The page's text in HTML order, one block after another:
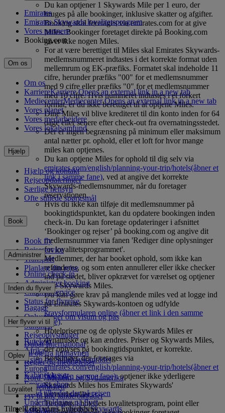
Du kan optjener 1 Skywards Mile per 1 euro, der
bruges på alle bookinger, inklusive skatter og afgifter.
Booking skal foretages via emirates.com for at give
Miles. Bookinger foretaget direkte på Booking.com
giver ikke nogen Miles.
For at være berettiget til Miles skal Emirates Skywards-
medlemsnummeret indtastes i det korrekte format uden
mellemrum og EK-præfiks. Formatet skal indeholde 11
cifre, herunder præfiks "00" for et medlemsnummer
med 9 cifre eller præfiks "0" for et medlemsnummer
med 10 cifre. Hvis nummeret indtastes i et forkert
format, er du ikke berettiget til at optjene Miles.
Dine Miles vil blive krediteret til din konto inden for 64
dage eller senere efter check-out fra overnatningsstedet.
Der er ingen begrænsning på minimum eller maksimum
antal nætter pr. ophold, eller et loft for hvor mange
miles kan optjenes.
Du kan optjene Miles for ophold til dig selv via
emirates.com/english/planning-your-trip/hotels(åbner et
link i samme fane), ved at angive det korrekte
Skywards-medlemsnummer, når du foretager
reservationen.
Hvis du ikke kan tilføje dit medlemsnummer på
bookingtidspunktet, kan du opdatere bookingen inden
check-in. Du kan foretage opdateringer i afsnittet
‘Bookinger og rejser’ på booking.com og angive dit
medlemsnummer via fanen 'Rediger dine oplysninger
for loyalitetsprogrammet'.
Medlemmer, der har booket ophold, som ikke kan
refunderes, og som enten annullerer eller ikke checker
ind på stedet, bliver opkrævet for værelset og optjener
ikke Skywards Miles.
Du kan gøre krav på manglende miles ved at logge ind
på Emirates Skywards-kontoen og udfylde
kravsformularen online (åbner et link i den samme
fane).
Hotelpriserne og de oplyste Skywards Miles er
dynamiske og kan ændres. Priser og Skywards Miles,
der oplyses på bookingtidspunktet, er korrekte.
Bookinger, der foretages via
emirates.com/english/planning-your-trip/hotels(åbner et
link i den samme fane), optjener ikke yderligere
Skywards Miles hos Emirates Skywards'
partnerhoteller.
Tierstatus i hotellets loyalitetsprogram, point eller
Emirates
Emirates Skywards loyalitetsprogram
Vores partnere
Booking.com
Om os
Om os
KarriereKarriere Opens an external link in a new tab
MediecenterMediecenter Opens an external link in a new tab
Vores planet
Vores medarbejdere
Vores lokalsamfund
Hjælp
Hjælp og kontakt
Rejseopdateringer
Særlige hensyn
Ofte stillede spørgsmål
Book
Book fly
Rejseservice
Transport
Planlæg din rejse
Administrer
Online check-in
Administrer booking
Chaufførservice
Status for flyrejse
Inden du flyver
Bagage
Oplysninger om visum og pas
Sundhed
Rejseoplysninger
Dubai International
Til og fra lufthavnen
Regler og meddelelser
Her flyver vi til
Rutekort
Afrika
Asien og Stillehavsområdet
Europa
Nord-, Mellem- og Sydamerika
Mellemøsten
Fly til alle lande/områder
Oplev
Kabineklasser
Emirates shop
Hvad tilbydes der på rejsen
Underholdning på flyet
Måltider
Loyalitet
Log ind på Emirates Skywards
Tilmeld dig vores nyhedsbrev